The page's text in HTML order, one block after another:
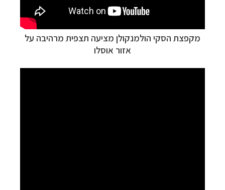
מקפצת הסקי הולמנקולן מציעה תצפית מרהיבה על
אזור אוסלו